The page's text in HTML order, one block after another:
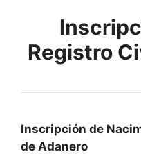
Registro
Inscripción de
de Adanero